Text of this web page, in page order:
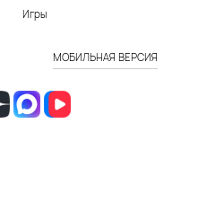
Игры
МОБИЛЬНАЯ ВЕРСИЯ